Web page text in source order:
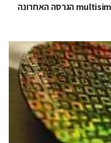
חברת נשיונל איסטרומנטס הכריזה על multisim11 הגרסה האחרונה